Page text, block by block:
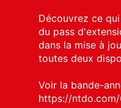
Découvrez ce
du pass
dans la mise à
toutes deux
Voir la bande-
https://ntdo.com/